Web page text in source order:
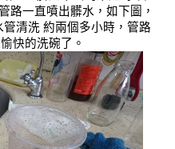
路一直噴出髒水，如下圖，
清洗 約兩個多小時，管路
快的洗碗了。